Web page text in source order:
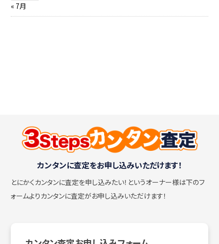
« 7月
カンタンに査定をお申し込みいただけます！
とにかくカンタンに査定を申し込みたい！ というオーナー様は下のフ
ォームよりカンタンに査定がお申し込みいただけます！